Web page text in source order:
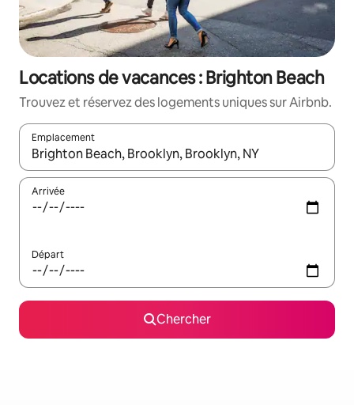
Locations de vacances : Brighton Beach
Trouvez et réservez des logements uniques sur Airbnb.
Emplacement
Quand les résultats sont affichés, parcourez-les en utilisant
Arrivée
Départ
Chercher